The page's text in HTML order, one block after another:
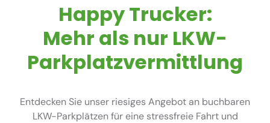
Happy Trucker:
Mehr als nur LKW-
Parkplatzvermittlung
Entdecken Sie unser riesiges Angebot an buchbaren
LKW-Parkplätzen für eine stressfreie Fahrt und